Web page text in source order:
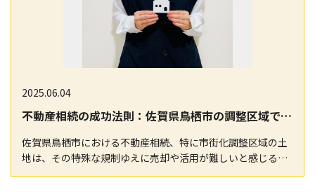
2025.06.04
不動産相続の成功法則：佐賀県鳥栖市の調整区域での適切な対応とは？
佐賀県鳥栖市における不動産相続、特に市街化調整区域の土
地は、その特殊な規制ゆえに売却や活用が難しいと感じる方
が多いです。不動産相続のプロセスをスムーズに進める…